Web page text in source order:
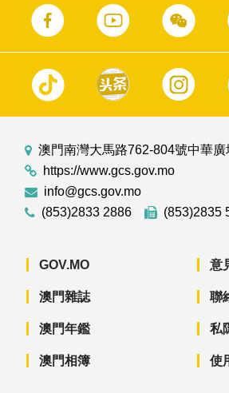
澳門南灣大馬路762-804號中華廣
https://www.gcs.gov.mo
info@gcs.gov.mo
(853)2833 2886
(853)2835
GOV.MO
澳門雜誌
澳門年鑑
澳門相簿
意
聯
私
使